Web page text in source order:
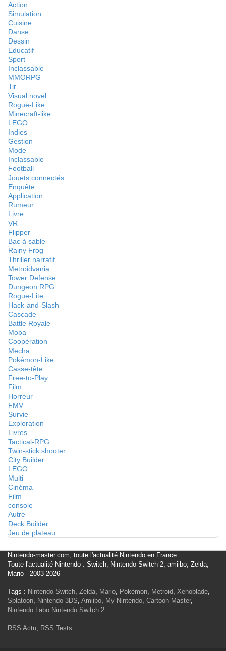
Action
Simulation
Cuisine
Danse
Dessin
Educatif
Sport
Inclassable
MMORPG
Tir
Visual novel
Rogue-Like
Minecraft-like
LEGO
Indies
Gestion
Mode
Inclassable
Football
Jouets connectés
Enquête
Application
Rumeur
Livre
VR
Flipper
Bac à sable
Rainy Frog
Thriller narratif
Metroidvania
Tower Defense
Dungeon RPG
Rogue-Lite
Hack-and-Slash
Cascade
Battle Royale
Moba
Coopération
Mecha
Pokémon-Like
Casse-tête
Free-to-Play
Film
Horreur
FMV
Survie
Exploration
Livres
Tactical-RPG
Twin-stick shooter
City Builder
LEGO
Multi
Cinéma
Film
console
Autre
Deck Builder
Jeu de plateau
Nintendo-master.com, toute l'actualité Nintendo en France
Toute l'actualité Nintendo : Switch, Nintendo Switch 2, amiibo, Zelda,
Mario - 2003-2026
Tags : Nintendo Switch, Zelda, Mario, Pokémon, Metroid, Xenoblade,
Splatoon, Nintendo 3DS, Amiibo, My Nintendo, Cartoon Master,
Nintendo Labo Nintendo Switch 2
RSS Actu, RSS Tests